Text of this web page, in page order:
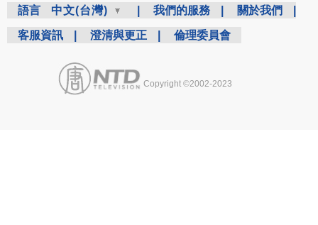
語言 中文(台灣) 我們的服務 關於我們
客服資訊 澄清與更正 倫理委員會
Copyright ©2002-2023